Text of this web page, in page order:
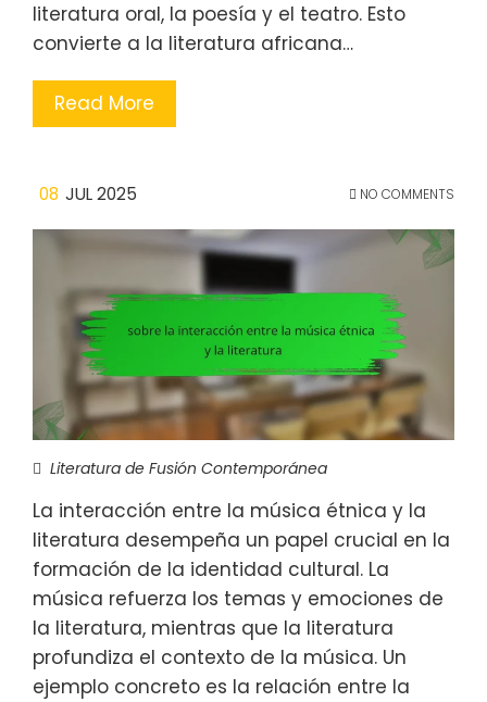
literatura oral, la poesía y el teatro. Esto
convierte a la literatura africana…
Read More
08 JUL 2025 NO COMMENTS
Literatura de Fusión Contemporánea
La interacción entre la música étnica y la
literatura desempeña un papel crucial en la
formación de la identidad cultural. La
música refuerza los temas y emociones de
la literatura, mientras que la literatura
profundiza el contexto de la música. Un
ejemplo concreto es la relación entre la